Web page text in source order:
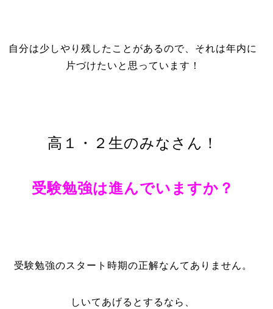
自分は少しやり残したことがあるので、それは年内に
片づけたいと思っています！
高１・２生のみなさん！
受験勉強は進んでいますか？
受験勉強のスタート時期の正解なんてありません。
しいてあげるとするなら、